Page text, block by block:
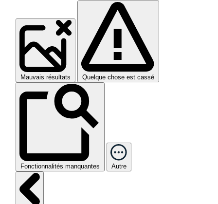
Mauvais résultats Quelque chose est cassé
Fonctionnalités manquantes Autre